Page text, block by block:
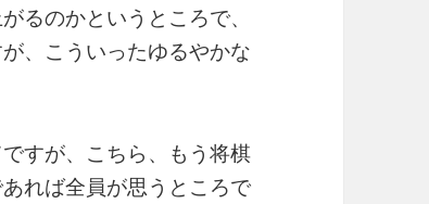
るのかというところで、
、こういったゆるやかな
すが、こちら、もう将棋
れば全員が思うところで